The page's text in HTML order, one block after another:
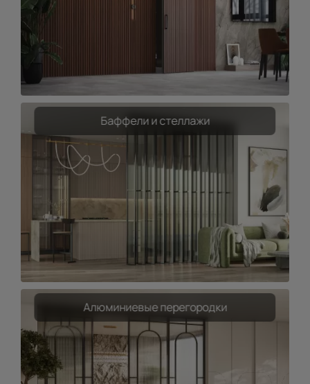
Баффели и стеллажи
Алюминиевые перегородки